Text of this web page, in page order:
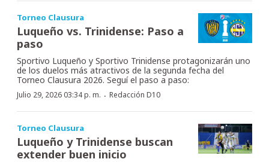
Torneo Clausura
Luqueño vs. Trinidense: Paso a
paso
Sportivo Luqueño y Sportivo Trinidense protagonizarán uno
de los duelos más atractivos de la segunda fecha del
Torneo Clausura 2026. Seguí el paso a paso:
Julio 29, 2026 03:34 p. m. · Redacción D10
Torneo Clausura
Luqueño y Trinidense buscan
extender buen inicio